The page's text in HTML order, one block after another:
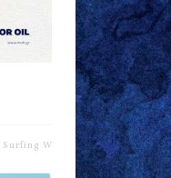
Surfing Waves